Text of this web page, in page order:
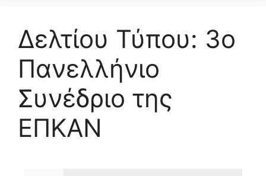
Δελτίου Τύπου: 3ο
Πανελλήνιο
Συνέδριο της
ΕΠΚΑΝ